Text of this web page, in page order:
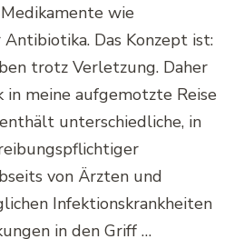
wie
Das Konzept ist:
trotz Verletzung. Daher
meine aufgemotzte Reise
unterschiedliche, in
von Ärzten und
Infektionskrankheiten
in den Griff …